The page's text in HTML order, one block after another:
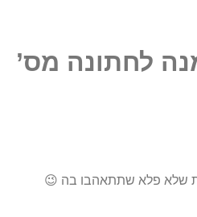
לחתונה מס’
שלא פלא שתתאהבו בה 😉